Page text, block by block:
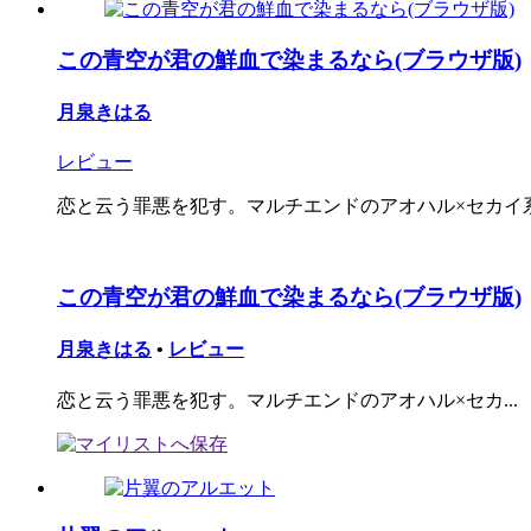
この青空が君の鮮血で染まるなら(ブラウザ版)
月泉きはる
レビュー
恋と云う罪悪を犯す。マルチエンドのアオハル×セカイ
この青空が君の鮮血で染まるなら(ブラウザ版)
月泉きはる • レビュー
恋と云う罪悪を犯す。マルチエンドのアオハル×セカ...